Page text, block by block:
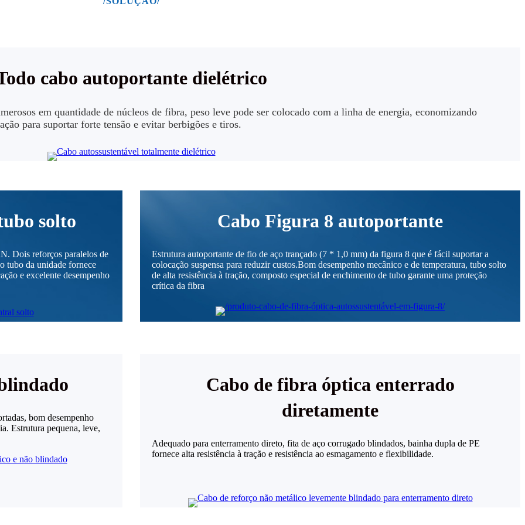
cabo autoportante dielétrico
em quantidade de núcleos de fibra, peso leve pode ser colocado com a linha de energia, economizando
para suportar forte tensão e evitar berbigões e tiros.
solto
Dois reforços paralelos de
tubo da unidade fornece
e excelente desempenho
Cabo Figura 8 autoportante
Estrutura autoportante de fio de aço trançado (7 * 1,0 mm) da figura 8 que é fácil suportar a
colocação suspensa para reduzir custos.Bom desempenho mecânico e de temperatura, tubo solto
de alta resistência à tração, composto especial de enchimento de tubo garante uma proteção
crítica da fibra
bom desempenho
Estrutura pequena, leve,
Cabo de fibra óptica enterrado
diretamente
Adequado para enterramento direto, fita de aço corrugado blindados, bainha dupla de PE
fornece alta resistência à tração e resistência ao esmagamento e flexibilidade.